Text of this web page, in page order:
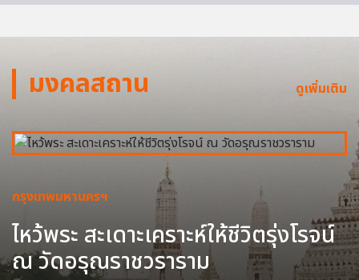
มงคลสถาน ดูเพิ่มเติม
กรุงเทพมหานครฯ
ไหว้พระ สะเดาะเคราะห์ให้ชีวิตรุ่งโรจน์
ณ วัดอรุณราชวราราม